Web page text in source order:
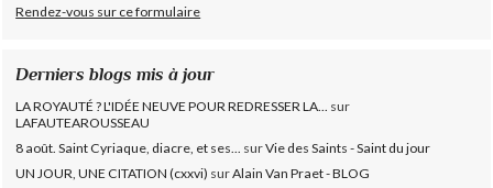
Rendez-vous sur ce formulaire
Derniers blogs mis à jour
LA ROYAUTÉ ? L'IDÉE NEUVE POUR REDRESSER LA... sur
LAFAUTEAROUSSEAU
8 août. Saint Cyriaque, diacre, et ses...
surVie des Saints - Saint du jour
UN JOUR, UNE CITATION (cxxvi) surAlain Van Praet - BLOG